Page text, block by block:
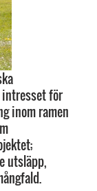
intresset för
inom ramen
utsläpp,